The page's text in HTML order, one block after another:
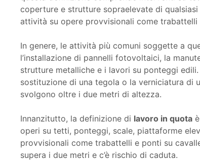
coperture e strutture sopraelevate di
attività su opere provvisionali come trabattelli
In genere, le attività più comuni soggette a
l’installazione di pannelli fotovoltaici, la
strutture metalliche e i lavori su ponteggi
sostituzione di una tegola o la verniciatura di
svolgono oltre i due metri di altezza.
Innanzitutto, la definizione di lavoro in quota
operi su tetti, ponteggi, scale, piattaforme
provvisionali come trabattelli e ponti su
supera i due metri e c’è rischio di caduta.